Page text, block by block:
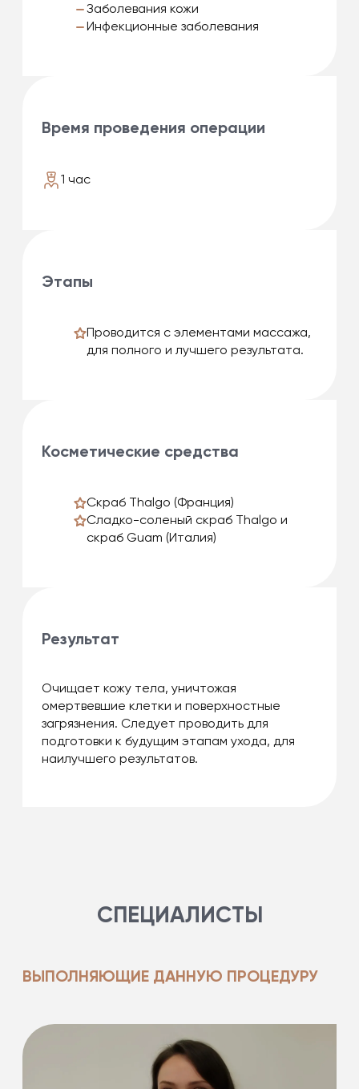
Заболевания кожи
Инфекционные заболевания
Время проведения операции
1 час
Этапы
Проводится с элементами массажа,
для полного и лучшего результата.
Косметические средства
Скраб Thalgo (Франция)
Сладко-соленый скраб Thalgo и
скраб Guam (Италия)
Результат
Очищает кожу тела, уничтожая
омертвевшие клетки и поверхностные
загрязнения. Следует проводить для
подготовки к будущим этапам ухода, для
наилучшего результатов.
СПЕЦИАЛИСТЫ
ВЫПОЛНЯЮЩИЕ ДАННУЮ ПРОЦЕДУРУ